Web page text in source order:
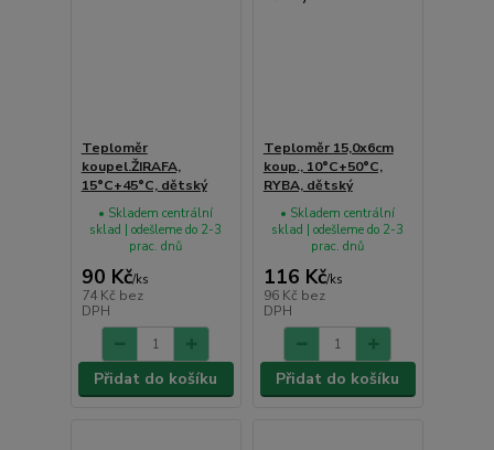
Teploměr
koupel.ŽIRAFA,
15°C+45°C, dětský
90 Kč/ks
74 Kč bez
DPH
• Skladem centrální
sklad | odešleme do 2-3
prac. dnů
Přidat do košíku
Teploměr 15,0x6cm
koup., 10°C+50°C,
RYBA, dětský
116 Kč/ks
96 Kč bez
DPH
• Skladem centrální
sklad | odešleme do 2-3
prac. dnů
Přidat do košíku